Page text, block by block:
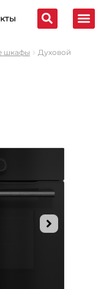
шкафы
Духовой